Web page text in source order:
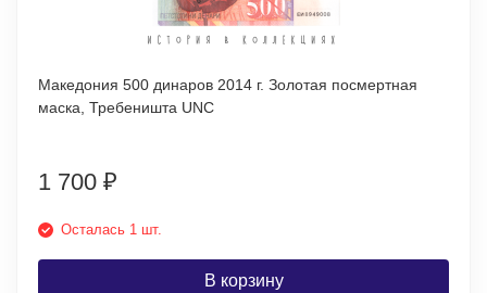
Македония 500 динаров 2014 г. Золотая посмертная
маска, Требеништа UNC
1 700 ₽
Осталась 1 шт.
В корзину